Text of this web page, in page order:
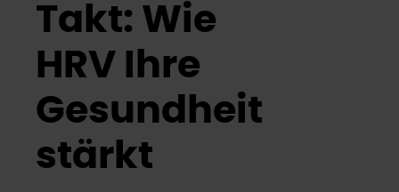
Takt: Wie
HRV Ihre
Gesundheit
stärkt